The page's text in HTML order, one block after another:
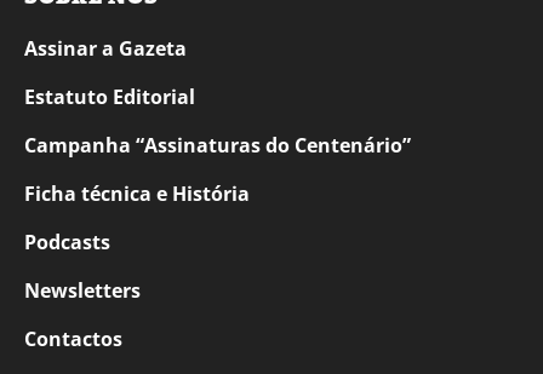
Assinar a Gazeta
Estatuto Editorial
Campanha “Assinaturas do Centenário”
Ficha técnica e História
Podcasts
Newsletters
Contactos